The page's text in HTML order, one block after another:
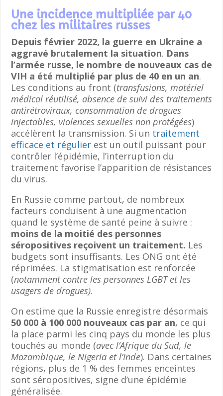
Une incidence multipliée par 40
chez les militaires russes
Depuis février 2022, la guerre en Ukraine a
aggravé brutalement la situation. Dans
l’armée russe, le nombre de nouveaux cas de
VIH a été multiplié par plus de 40 en un an.
Les conditions au front (transfusions, matériel
médical réutilisé, absence de suivi des traitements
antirétroviraux, consommation de drogues
injectables, violences sexuelles non protégées)
accélèrent la transmission. Si un traitement
efficace et régulier est un outil puissant pour
contrôler l’épidémie, l’interruption du
traitement favorise l’apparition de résistances
du virus.
En Russie comme partout, de nombreux
facteurs conduisent à une augmentation
quand le système de santé peine à suivre :
moins de la moitié des personnes
séropositives reçoivent un traitement. Les
budgets sont insuffisants. Les ONG ont été
réprimées. La stigmatisation est renforcée
(notamment contre les personnes LGBT et les
usagers de drogues).
On estime que la Russie enregistre désormais
50 000 à 100 000 nouveaux cas par an, ce qui
la place parmi les cinq pays du monde les plus
touchés au monde (avec l’Afrique du Sud, le
Mozambique, le Nigeria et l’Inde). Dans certaines
régions, plus de 1 % des femmes enceintes
sont séropositives, signe d’une épidémie
généralisée.